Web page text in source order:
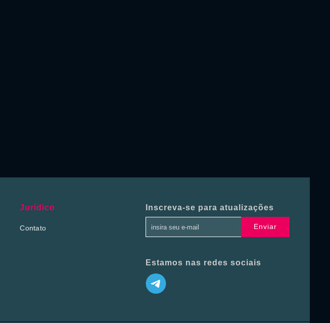
Jurídico
Contato
Inscreva-se para atualizações
Enviar
Estamos nas redes sociais